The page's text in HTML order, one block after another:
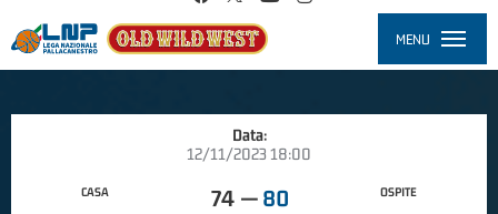
MENU
Data:
12/11/2023 18:00
CASA 74 — 80 OSPITE